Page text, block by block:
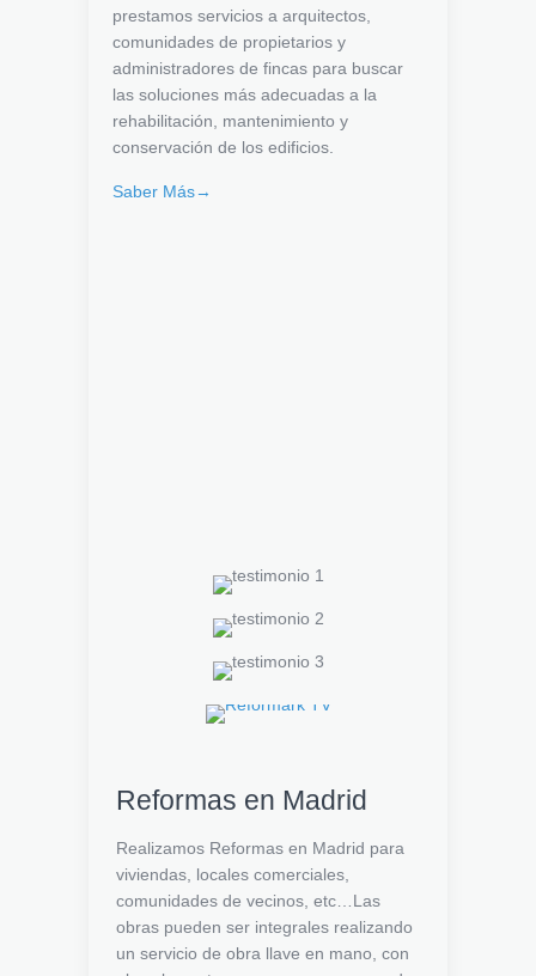
prestamos servicios a arquitectos,
comunidades de propietarios y
administradores de fincas para buscar
las soluciones más adecuadas a la
rehabilitación, mantenimiento y
conservación de los edificios.
Saber Más→
Reformas en Madrid
Realizamos Reformas en Madrid para
viviendas, locales comerciales,
comunidades de vecinos, etc…Las
obras pueden ser integrales realizando
un servicio de obra llave en mano, con